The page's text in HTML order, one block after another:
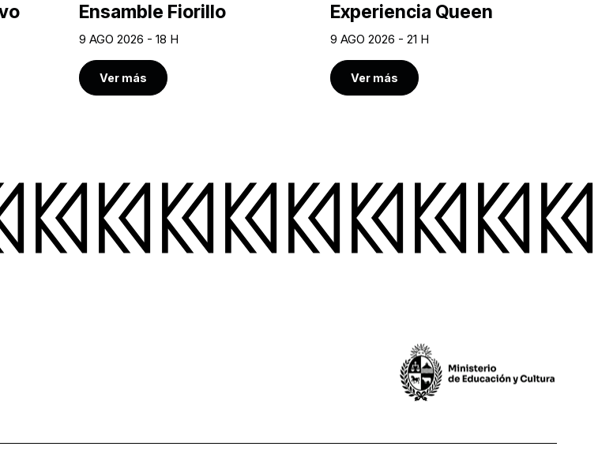
Ensamble Fiorillo
9 AGO 2026 - 18 H
Ver más
Experiencia Queen
9 AGO 2026 - 21 H
Ver más